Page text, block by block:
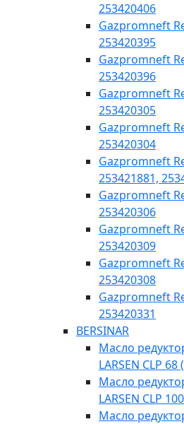
253420406
Gazpromneft
253420395
Gazpromneft
253420396
Gazpromneft
253420305
Gazpromneft
253420304
Gazpromneft
253421881,
Gazpromneft
253420306
Gazpromneft
253420309
Gazpromneft
253420308
Gazpromneft
253420331
BERSINAR
Масло
LARSEN CLP 68
Масло
LARSEN CLP
Масло